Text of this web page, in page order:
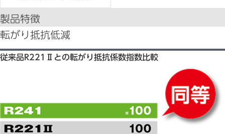
製品特徴
転がり抵抗低減
従来品R221Ⅱとの転がり抵抗係数指数比較